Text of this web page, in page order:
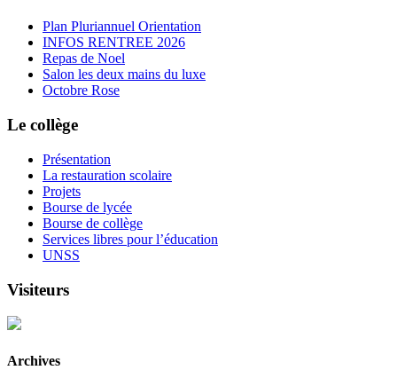
Plan Pluriannuel Orientation
INFOS RENTREE 2026
Repas de Noel
Salon les deux mains du luxe
Octobre Rose
Le collège
Présentation
La restauration scolaire
Projets
Bourse de lycée
Bourse de collège
Services libres pour l’éducation
UNSS
Visiteurs
Archives